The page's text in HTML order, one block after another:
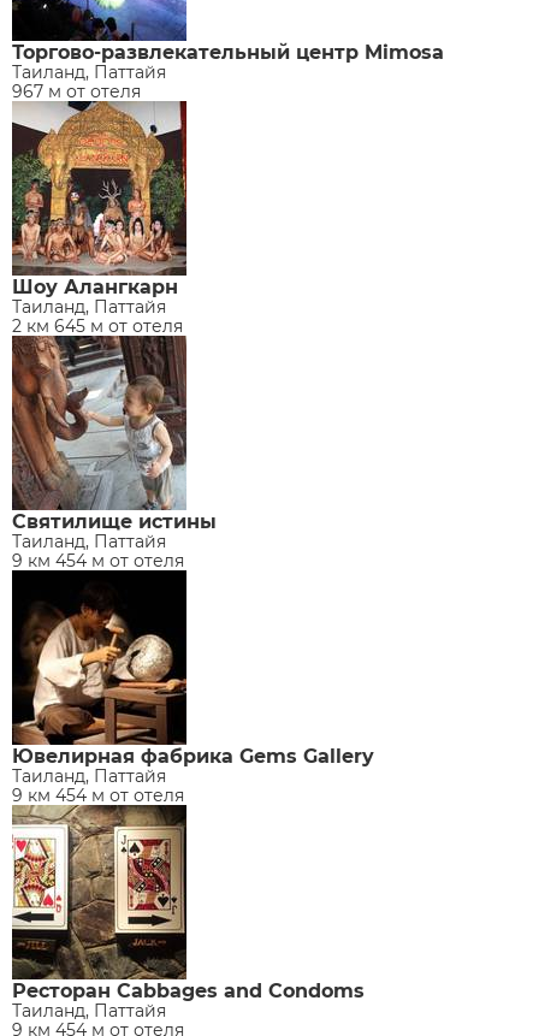
Торгово-развлекательный центр Mimosa
Таиланд, Паттайя
967 м от отеля
Шоу Алангкарн
Таиланд, Паттайя
2 км 645 м от отеля
Святилище истины
Таиланд, Паттайя
9 км 454 м от отеля
Ювелирная фабрика Gems Gallery
Таиланд, Паттайя
9 км 454 м от отеля
Ресторан Cabbages and Condoms
Таиланд, Паттайя
9 км 454 м от отеля